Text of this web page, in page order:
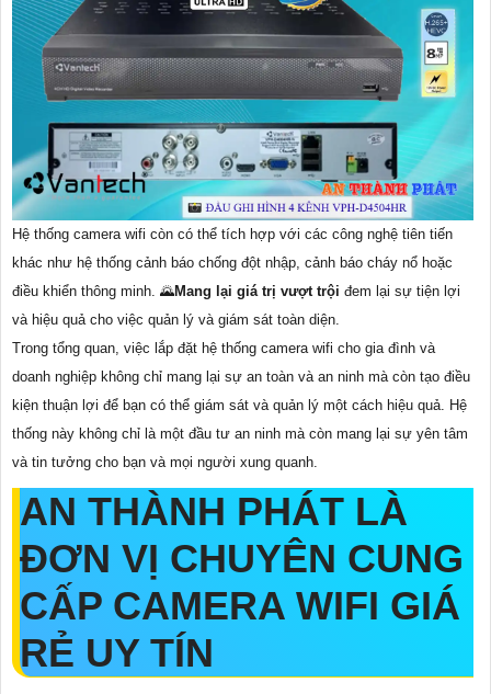
Hệ thống camera wifi còn có thể tích hợp với các công nghệ tiên tiến
khác như hệ thống cảnh báo chống đột nhập, cảnh báo cháy nổ hoặc
điều khiển thông minh. 🌄Mang lại giá trị vượt trội đem lại sự tiện lợi
và hiệu quả cho việc quản lý và giám sát toàn diện.
Trong tổng quan, việc lắp đặt hệ thống camera wifi cho gia đình và
doanh nghiệp không chỉ mang lại sự an toàn và an ninh mà còn tạo điều
kiện thuận lợi để bạn có thể giám sát và quản lý một cách hiệu quả. Hệ
thống này không chỉ là một đầu tư an ninh mà còn mang lại sự yên tâm
và tin tưởng cho bạn và mọi người xung quanh.
AN THÀNH PHÁT LÀ
ĐƠN VỊ CHUYÊN CUNG
CẤP CAMERA WIFI GIÁ
RẺ UY TÍN